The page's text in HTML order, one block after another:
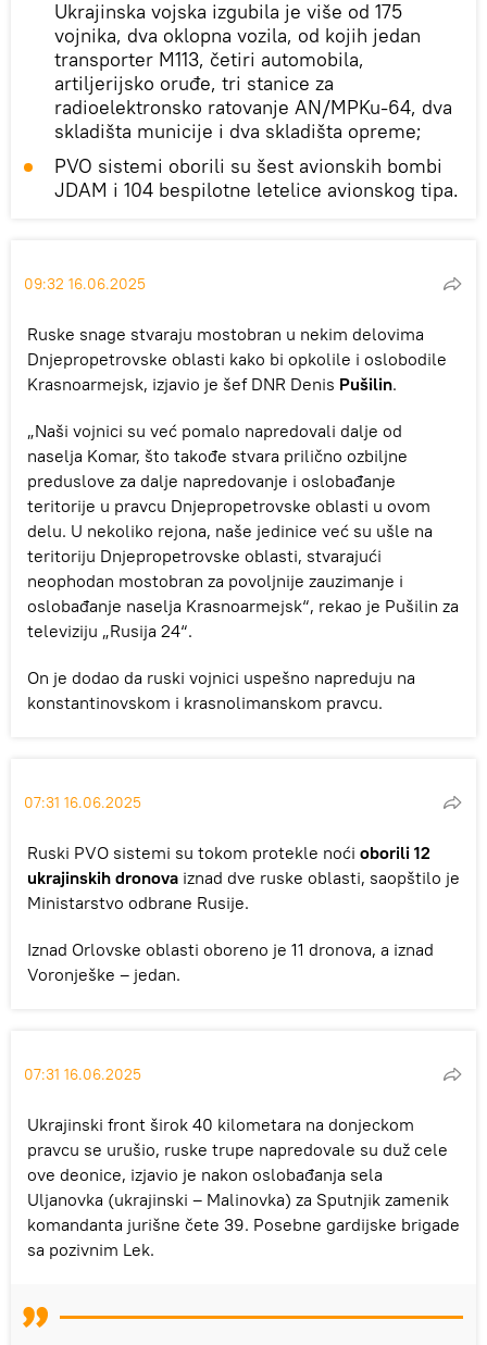
Ukrajinska vojska izgubila je više od 175
vojnika, dva oklopna vozila, od kojih jedan
transporter M113, četiri automobila,
artiljerijsko oruđe, tri stanice za
radioelektronsko ratovanje AN/MPKu-64, dva
skladišta municije i dva skladišta opreme;
PVO sistemi oborili su šest avionskih bombi
JDAM i 104 bespilotne letelice avionskog tipa.
09:32 16.06.2025
Ruske snage stvaraju mostobran u nekim delovima
Dnjepropetrovske oblasti kako bi opkolile i oslobodile
Krasnoarmejsk, izjavio je šef DNR Denis Pušilin.
„Naši vojnici su već pomalo napredovali dalje od
naselja Komar, što takođe stvara prilično ozbiljne
preduslove za dalje napredovanje i oslobađanje
teritorije u pravcu Dnjepropetrovske oblasti u ovom
delu. U nekoliko rejona, naše jedinice već su ušle na
teritoriju Dnjepropetrovske oblasti, stvarajući
neophodan mostobran za povoljnije zauzimanje i
oslobađanje naselja Krasnoarmejsk“, rekao je Pušilin za
televiziju „Rusija 24“.
On je dodao da ruski vojnici uspešno napreduju na
konstantinovskom i krasnolimanskom pravcu.
07:31 16.06.2025
Ruski PVO sistemi su tokom protekle noći oborili 12
ukrajinskih dronova iznad dve ruske oblasti, saopštilo je
Ministarstvo odbrane Rusije.
Iznad Orlovske oblasti oboreno je 11 dronova, a iznad
Voronješke – jedan.
07:31 16.06.2025
Ukrajinski front širok 40 kilometara na donjeckom
pravcu se urušio, ruske trupe napredovale su duž cele
ove deonice, izjavio je nakon oslobađanja sela
Uljanovka (ukrajinski – Malinovka) za Sputnjik zamenik
komandanta jurišne čete 39. Posebne gardijske brigade
sa pozivnim Lek.